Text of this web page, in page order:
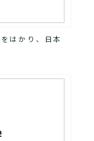
はかり、日本